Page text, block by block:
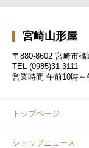
宮崎山形屋
〒880-8602 宮崎市
TEL (0985)31-3111
営業時間 午前10時～
トップページ
ショップニュース